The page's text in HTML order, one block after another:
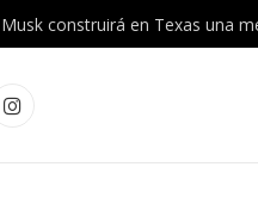
Instagram